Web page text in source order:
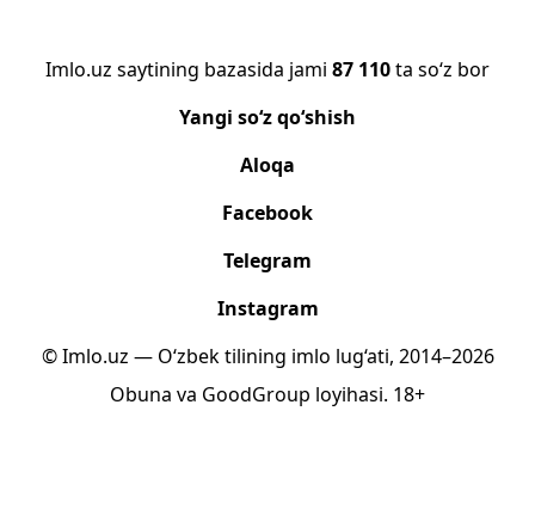
Imlo.uz saytining bazasida jami 87 110ta so‘z bor
Yangi so‘z qo‘shish
Aloqa
Facebook
Telegram
Instagram
© Imlo.uz — O‘zbek tilining imlo lug‘ati, 2014–2026
Obuna va GoodGroup loyihasi. 18+